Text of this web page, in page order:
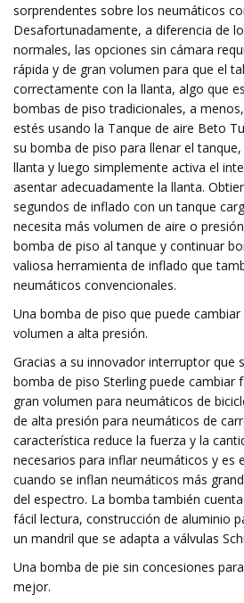
sorprendentes sobre los neumáticos
Desafortunadamente, a diferencia de
normales, las opciones sin cámara
rápida y de gran volumen para que el
correctamente con la llanta, algo que
bombas de piso tradicionales, a
estés usando la Tanque de aire Beto
su bomba de piso para llenar el
llanta y luego simplemente activa el
asentar adecuadamente la llanta.
segundos de inflado con un tanque
necesita más volumen de aire o
bomba de piso al tanque y continuar
valiosa herramienta de inflado que
neumáticos convencionales.
Una bomba de piso que puede
volumen a alta presión.
Gracias a su innovador interruptor que
bomba de piso Sterling puede cambiar
gran volumen para neumáticos de
de alta presión para neumáticos de
característica reduce la fuerza y ​​la
necesarios para inflar neumáticos y es
cuando se inflan neumáticos más
del espectro. La bomba también
fácil lectura, construcción de aluminio
un mandril que se adapta a válvulas
Una bomba de pie sin concesiones
mejor.